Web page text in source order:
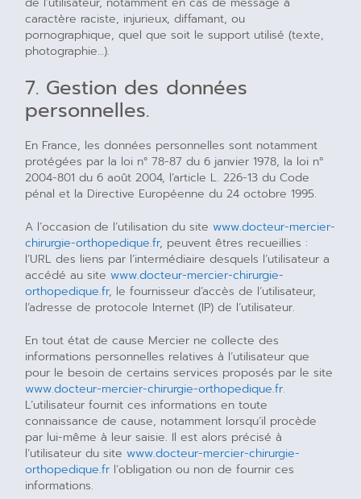
caractère raciste, injurieux, diffamant, ou
pornographique, quel que soit le support utilisé (texte,
photographie…).
7. Gestion des données
personnelles.
En France, les données personnelles sont notamment
protégées par la loi n° 78-87 du 6 janvier 1978, la loi n°
2004-801 du 6 août 2004, l’article L. 226-13 du Code
pénal et la Directive Européenne du 24 octobre 1995.
A l’occasion de l’utilisation du sitewww.docteur-mercier-
chirurgie-orthopedique.fr, peuvent êtres recueillies :
l’URL des liens par l’intermédiaire desquels l’utilisateur a
accédé au sitewww.docteur-mercier-chirurgie-
orthopedique.fr, le fournisseur d’accès de l’utilisateur,
l’adresse de protocole Internet (IP) de l’utilisateur.
En tout état de cause Mercier ne collecte des
informations personnelles relatives à l’utilisateur que
pour le besoin de certains services proposés par le site
www.docteur-mercier-chirurgie-orthopedique.fr.
L’utilisateur fournit ces informations en toute
connaissance de cause, notamment lorsqu’il procède
par lui-même à leur saisie. Il est alors précisé à
l’utilisateur du sitewww.docteur-mercier-chirurgie-
orthopedique.fr l’obligation ou non de fournir ces
informations.